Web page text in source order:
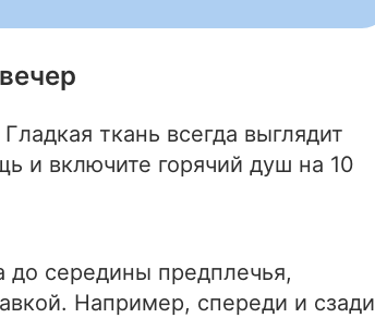
Гладкая ткань всегда выглядит
и включите горячий душ на 10
до середины предплечья,
Например, спереди и сзади